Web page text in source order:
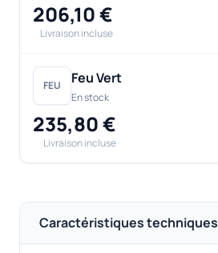
206,10 €
Livraison incluse
FEU Feu Vert
En stock
235,80 €
Livraison incluse
Caractéristiques techniques